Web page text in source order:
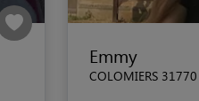
Emmy
COLOMIERS 31770